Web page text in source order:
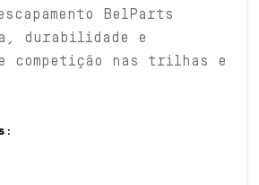
BelParts
durabilidade e
competição nas trilhas e